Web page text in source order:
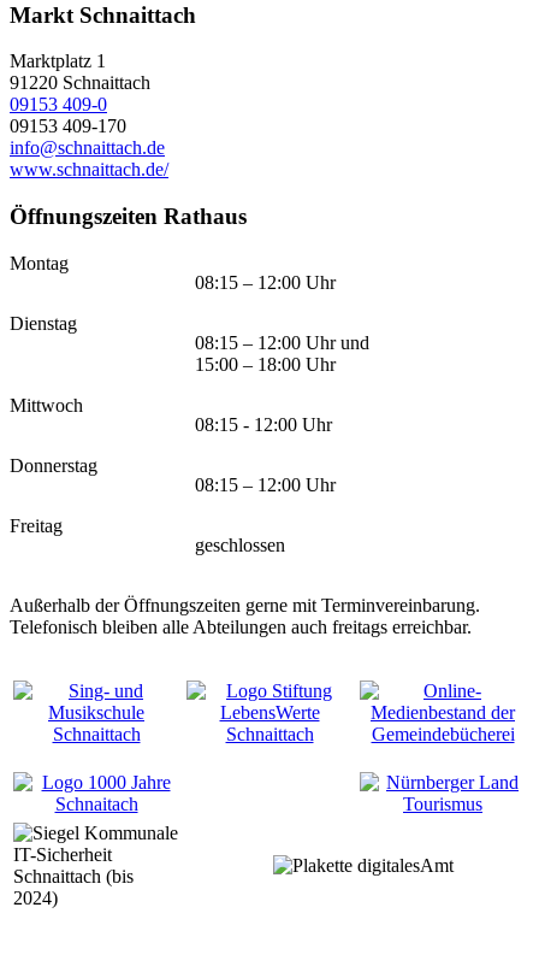
Markt Schnaittach
Marktplatz 1
91220 Schnaittach
09153 409-0
09153 409-170
info@schnaittach.de
www.schnaittach.de/
Öffnungszeiten Rathaus
Montag
08:15 – 12:00 Uhr
Dienstag
08:15 – 12:00 Uhr und
15:00 – 18:00 Uhr
Mittwoch
08:15 - 12:00 Uhr
Donnerstag
08:15 – 12:00 Uhr
Freitag
geschlossen
Außerhalb der Öffnungszeiten gerne mit Terminvereinbarung.
Telefonisch bleiben alle Abteilungen auch freitags erreichbar.